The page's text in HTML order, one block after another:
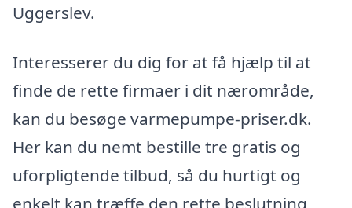
Uggerslev.
Interesserer du dig for at få hjælp til at
finde de rette firmaer i dit nærområde,
kan du besøge varmepumpe-priser.dk.
Her kan du nemt bestille tre gratis og
uforpligtende tilbud, så du hurtigt og
enkelt kan træffe den rette beslutning,